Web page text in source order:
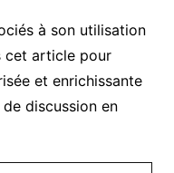
à son utilisation
cet article pour
et enrichissante
discussion en